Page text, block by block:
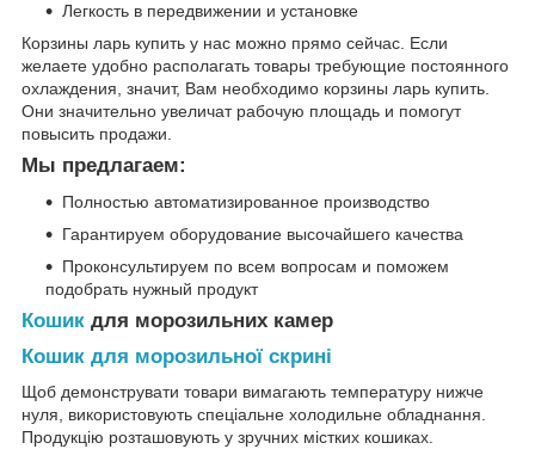
Легкость в передвижении и установке
Корзины ларь купить у нас можно прямо сейчас. Если
желаете удобно располагать товары требующие постоянного
охлаждения, значит, Вам необходимо корзины ларь купить.
Они значительно увеличат рабочую площадь и помогут
повысить продажи.
Мы предлагаем:
Полностью автоматизированное производство
Гарантируем оборудование высочайшего качества
Проконсультируем по всем вопросам и поможем
подобрать нужный продукт
Кошик для морозильних камер
Кошик для морозильної скрині
Щоб демонструвати товари вимагають температуру нижче
нуля, використовують спеціальне холодильне обладнання.
Продукцію розташовують у зручних містких кошиках.